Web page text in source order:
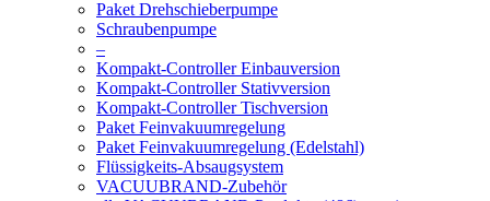
Paket Drehschieberpumpe
Schraubenpumpe
–
Kompakt-Controller Einbauversion
Kompakt-Controller Stativversion
Kompakt-Controller Tischversion
Paket Feinvakuumregelung
Paket Feinvakuumregelung (Edelstahl)
Flüssigkeits-Absaugsystem
VACUUBRAND-Zubehör